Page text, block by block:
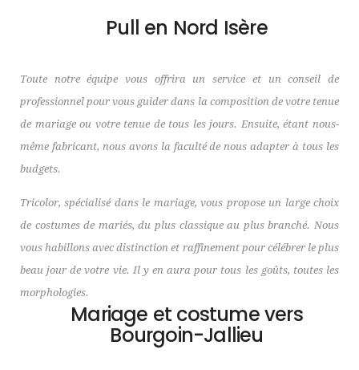
Pull en Nord Isère
Toute notre équipe vous offrira un service et un conseil de
professionnel pour vous guider dans la composition de votre tenue
de mariage ou votre tenue de tous les jours. Ensuite, étant nous-
même fabricant, nous avons la faculté de nous adapter à tous les
budgets.
Tricolor, spécialisé dans le mariage, vous propose un large choix
de costumes de mariés, du plus classique au plus branché. Nous
vous habillons avec distinction et raffinement pour célébrer le plus
beau jour de votre vie. Il y en aura pour tous les goûts, toutes les
morphologies.
Mariage et costume vers
Bourgoin-Jallieu